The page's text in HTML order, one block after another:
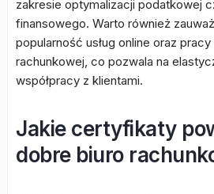
zakresie optymalizacji podatkowej
finansowego. Warto również
popularność usług online oraz
rachunkowej, co pozwala na
współpracy z klientami.
Jakie certyfikaty
dobre biuro